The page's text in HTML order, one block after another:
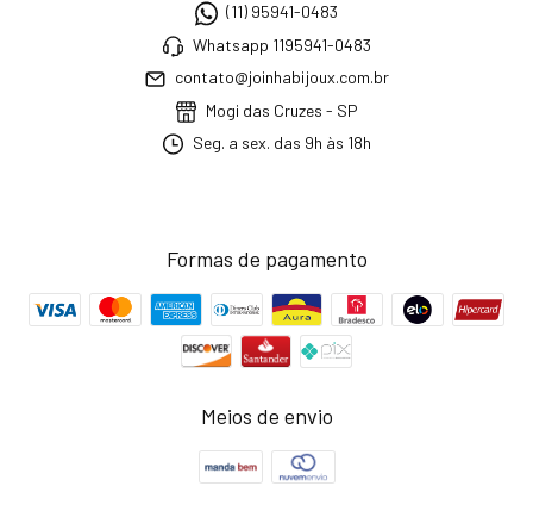
(11) 95941-0483
Whatsapp 1195941-0483
contato@joinhabijoux.com.br
Mogi das Cruzes - SP
Seg. a sex. das 9h às 18h
Formas de pagamento
Meios de envio